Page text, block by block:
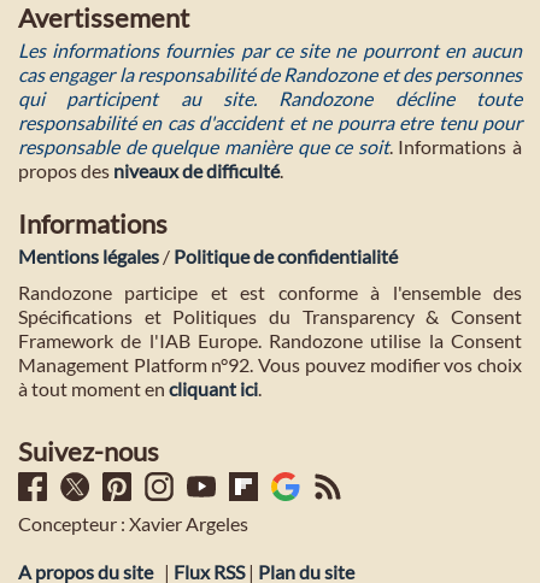
Avertissement
Les informations fournies par ce site ne pourront en aucun
cas engager la responsabilité de Randozone et des personnes
qui participent au site. Randozone décline toute
responsabilité en cas d'accident et ne pourra etre tenu pour
responsable de quelque manière que ce soit. Informations à
propos des niveaux de difficulté.
Informations
Mentions légales / Politique de confidentialité
Randozone participe et est conforme à l'ensemble des
Spécifications et Politiques du Transparency & Consent
Framework de l'IAB Europe. Randozone utilise la Consent
Management Platform n°92. Vous pouvez modifier vos choix
à tout moment en cliquant ici.
Suivez-nous
Concepteur : Xavier Argeles
A propos du site | Flux RSS| Plan du site